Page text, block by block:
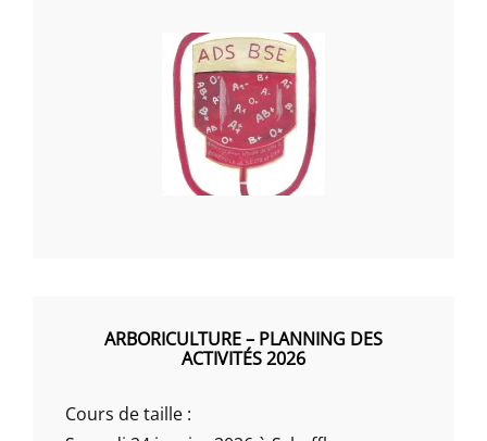
ARBORICULTURE – PLANNING DES
ACTIVITÉS 2026
Cours de taille :